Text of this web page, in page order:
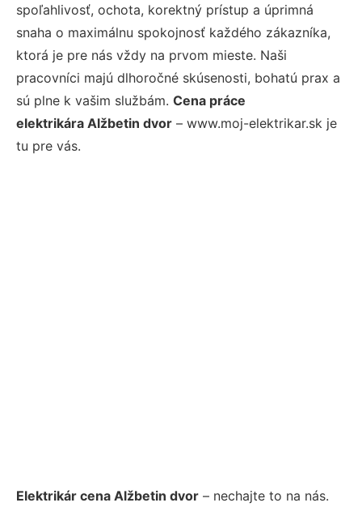
spoľahlivosť, ochota, korektný prístup a úprimná
snaha o maximálnu spokojnosť každého zákazníka,
ktorá je pre nás vždy na prvom mieste. Naši
pracovníci majú dlhoročné skúsenosti, bohatú prax a
sú plne k vašim službám. Cena práce
elektrikára Alžbetin dvor – www.moj-elektrikar.sk je
tu pre vás.
Elektrikár cena Alžbetin dvor – nechajte to na nás.